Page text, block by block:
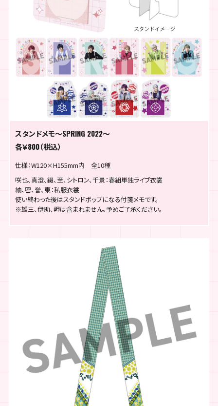
スタンドメモ～SPRING 2022～
各￥800（税込）
仕様：W120×H155mm内 全10種
咲也、真澄、綴、至、シトロン、千景：春組単独ライブ衣裳
紬、密、誉、東：私服衣裳
使い終わった後はスタンドポップになる付箋メモです。
※雄三、伊助、岬は含まれません。予めご了承ください。